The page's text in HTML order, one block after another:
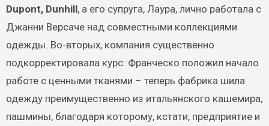
Dupont, Dunhill, а его супруга, Лаура, лично работала с
Джанни Версаче над совместными коллекциями
одежды. Во-вторых, компания существенно
подкорректировала курс: Франческо положил начало
работе с ценными тканями – теперь фабрика шила
одежду преимущественно из итальянского кашемира,
пашмины, благодаря которому, кстати, предприятие и